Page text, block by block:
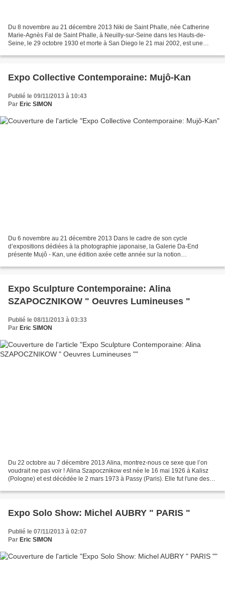
Du 8 novembre au 21 décembre 2013 Niki de Saint Phalle, née Catherine
Marie-Agnès Fal de Saint Phalle, à Neuilly-sur-Seine dans les Hauts-de-
Seine, le 29 octobre 1930 et morte à San Diego le 21 mai 2002, est une
Expo Collective Contemporaine: Mujô-Kan
Publié le 09/11/2013 à 10:43
Par Eric SIMON
Du 6 novembre au 21 décembre 2013 Dans le cadre de son cycle
d’expositions dédiées à la photographie japonaise, la Galerie Da‐End
présente Mujô ‐ Kan, une édition axée cette année sur la notion
Expo Sculpture Contemporaine: Alina
SZAPOCZNIKOW " Oeuvres Lumineuses "
Publié le 08/11/2013 à 03:33
Par Eric SIMON
Du 22 octobre au 7 décembre 2013 Alina, montrez-nous ce sexe que l’on
voudrait ne pas voir ! Alina Szapocznikow est née le 16 mai 1926 à Kalisz
(Pologne) et est décédée le 2 mars 1973 à Passy (Paris). Elle fut l'une des
Expo Solo Show: Michel AUBRY " PARIS "
Publié le 07/11/2013 à 02:07
Par Eric SIMON